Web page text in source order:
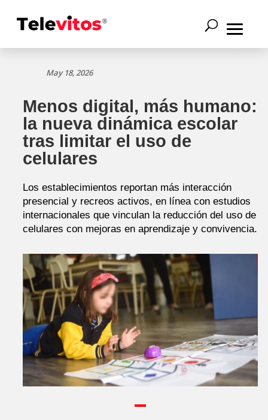
May 18, 2026
Menos digital, más humano:
la nueva dinámica escolar
tras limitar el uso de
celulares
Los establecimientos reportan más interacción
presencial y recreos activos, en línea con estudios
internacionales que vinculan la reducción del uso de
celulares con mejoras en aprendizaje y convivencia.